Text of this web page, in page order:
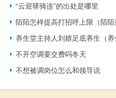
“云迎驿骑连”的出处是哪里
陌陌怎样提高打招呼上限（陌陌
养生堂主持人刘婧足底养生（养
不开空调要交费吗冬天
不想被调岗位怎么和领导说